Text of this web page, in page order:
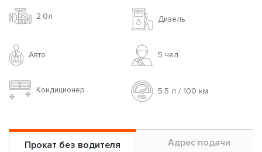
2.0л Дизель
Авто 5 чел
Кондиционер 5.5 л / 100 км
Прокат без водителя Адрес подачи